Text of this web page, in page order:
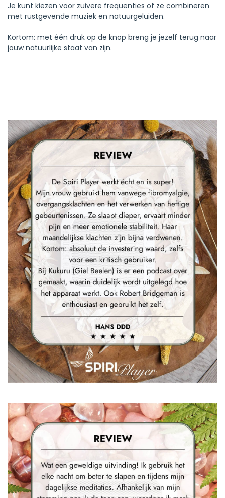
Je kunt kiezen voor zuivere frequenties of ze combineren
met rustgevende muziek en natuurgeluiden.
Kortom: met één druk op de knop breng je jezelf terug naar
jouw natuurlijke staat van zijn.